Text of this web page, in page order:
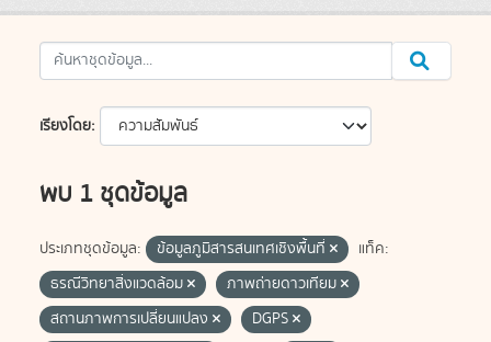
เรียงโดย
พบ 1 ชุดข้อมูล
ประเภทชุดข้อมูล: ข้อมูลภูมิสารสนเทศเชิงพื้นที่
แท็ค:
ธรณีวิทยาสิ่งแวดล้อม
ภาพถ่ายดาวเทียม
สถานภาพการเปลี่ยนแปลง
DGPS